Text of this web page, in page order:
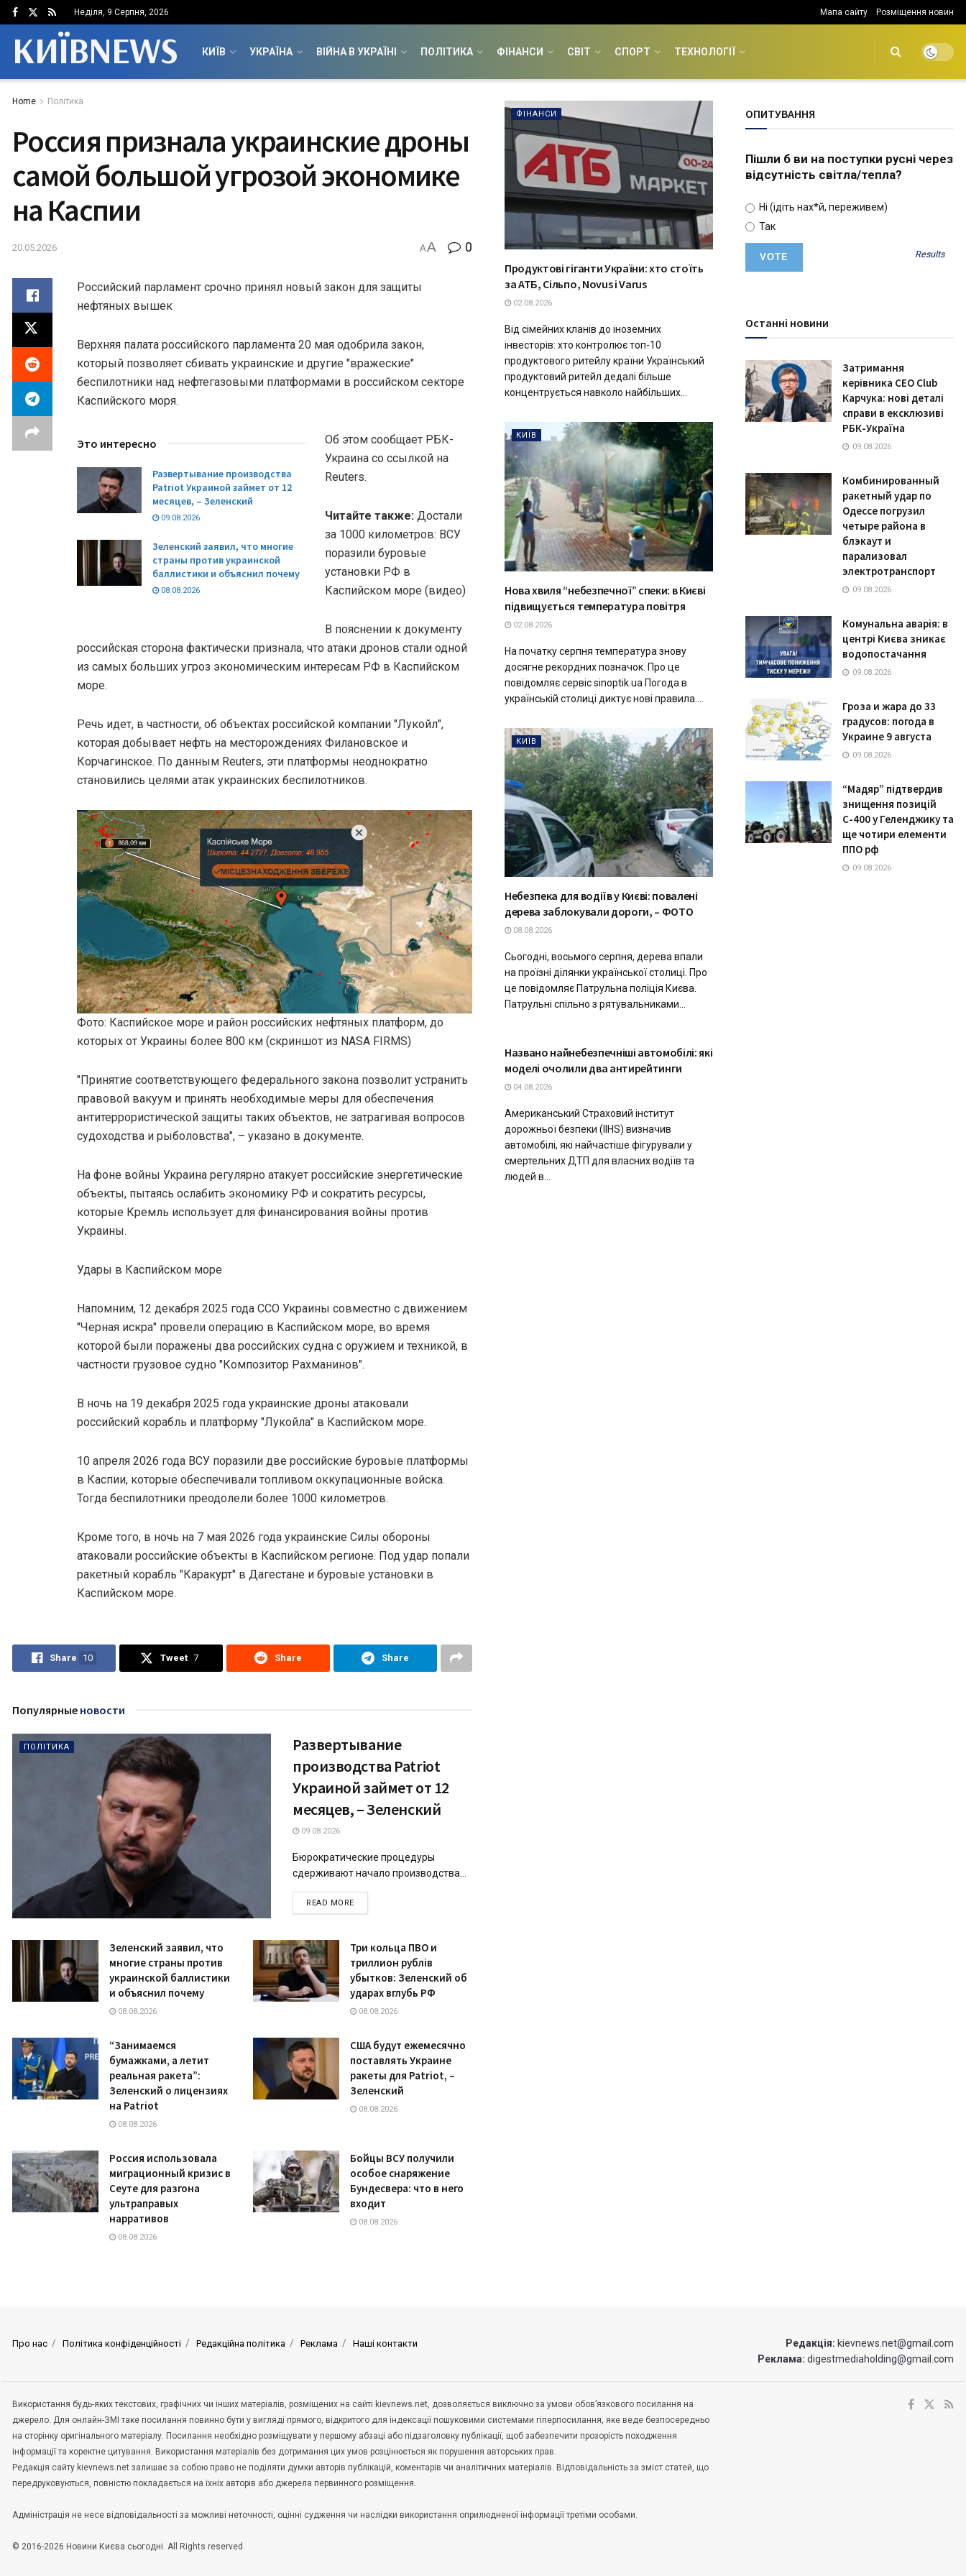
Неділя, 9 Серпня, 2026 Мапа сайту Розміщення новин
КИЇВNEWS КИЇВ УКРАЇНА ВІЙНА В УКРАЇНІ ПОЛІТИКА ФІНАНСИ СВІТ СПОРТ ТЕХНОЛОГІЇ
Home Політика
Россия признала украинские дроны
самой большой угрозой экономике
на Каспии
20.05.2026 AA 0
Российский парламент срочно принял новый закон для защиты
нефтяных вышек
Верхняя палата российского парламента 20 мая одобрила закон,
который позволяет сбивать украинские и другие "вражеские"
беспилотники над нефтегазовыми платформами в российском секторе
Каспийского моря.
Это интересно
Развертывание производства
Patriot Украиной займет от 12
месяцев, – Зеленский
09.08.2026
Зеленский заявил, что многие
страны против украинской
баллистики и объяснил почему
08.08.2026
Об этом сообщает РБК-
Украина со ссылкой на
Reuters.
Читайте также: Достали
за 1000 километров: ВСУ
поразили буровые
установки РФ в
Каспийском море (видео)
В пояснении к документу
российская сторона фактически признала, что атаки дронов стали одной
из самых больших угроз экономическим интересам РФ в Каспийском
море.
Речь идет, в частности, об объектах российской компании "Лукойл",
которая добывает нефть на месторождениях Филановское и
Корчагинское. По данным Reuters, эти платформы неоднократно
становились целями атак украинских беспилотников.
Фото: Каспийское море и район российских нефтяных платформ, до
которых от Украины более 800 км (скриншот из NASA FIRMS)
"Принятие соответствующего федерального закона позволит устранить
правовой вакуум и принять необходимые меры для обеспечения
антитеррористической защиты таких объектов, не затрагивая вопросов
судоходства и рыболовства", – указано в документе.
На фоне войны Украина регулярно атакует российские энергетические
объекты, пытаясь ослабить экономику РФ и сократить ресурсы,
которые Кремль использует для финансирования войны против
Украины.
Удары в Каспийском море
Напомним, 12 декабря 2025 года ССО Украины совместно с движением
"Черная искра" провели операцию в Каспийском море, во время
которой были поражены два российских судна с оружием и техникой, в
частности грузовое судно "Композитор Рахманинов".
В ночь на 19 декабря 2025 года украинские дроны атаковали
российский корабль и платформу "Лукойла" в Каспийском море.
10 апреля 2026 года ВСУ поразили две российские буровые платформы
в Каспии, которые обеспечивали топливом оккупационные войска.
Тогда беспилотники преодолели более 1000 километров.
Кроме того, в ночь на 7 мая 2026 года украинские Силы обороны
атаковали российские объекты в Каспийском регионе. Под удар попали
ракетный корабль "Каракурт" в Дагестане и буровые установки в
Каспийском море.
Share 10 Tweet 7 Share Share
Популярные новости
ПОЛІТИКА
Развертывание
производства Patriot
Украиной займет от 12
месяцев, – Зеленский
09.08.2026
Бюрократические процедуры
сдерживают начало производства...
READ MOREDETAILS
Зеленский заявил, что
многие страны против
украинской баллистики
и объяснил почему
08.08.2026
Три кольца ПВО и
триллион рублів
убытков: Зеленский об
ударах вглубь РФ
08.08.2026
“Занимаемся
бумажками, а летит
реальная ракета”:
Зеленский о лицензиях
на Patriot
08.08.2026
США будут ежемесячно
поставлять Украине
ракеты для Patriot, –
Зеленский
08.08.2026
Россия использовала
миграционный кризис в
Сеуте для разгона
ультраправых
нарративов
08.08.2026
Бойцы ВСУ получили
особое снаряжение
Бундесвера: что в него
входит
08.08.2026
ФІНАНСИ
Продуктові гіганти України: хто стоїть
за АТБ, Сільпо, Novus і Varus
02.08.2026
Від сімейних кланів до іноземних
інвесторів: хто контролює топ-10
продуктового ритейлу країни Український
продуктовий ритейл дедалі більше
концентрується навколо найбільших...
КИЇВ
Нова хвиля “небезпечної” спеки: в Києві
підвищується температура повітря
02.08.2026
На початку серпня температура знову
досягне рекордних позначок. Про це
повідомляє сервіс sinoptik.uа Погода в
українській столиці диктує нові правила....
КИЇВ
Небезпека для водіїв у Києві: повалені
дерева заблокували дороги, – ФОТО
08.08.2026
Сьогодні, восьмого серпня, дерева впали
на проїзні ділянки української столиці. Про
це повідомляє Патрульна поліція Києва.
Патрульні спільно з рятувальниками...
ТЕХНОЛОГІЇ
Названо найнебезпечніші автомобілі: які
моделі очолили два антирейтинги
04.08.2026
Американський Страховий інститут
дорожньої безпеки (IIHS) визначив
автомобілі, які найчастіше фігурували у
смертельних ДТП для власних водіїв та
людей в...
ОПИТУВАННЯ
Пішли б ви на поступки русні через
відсутність світла/тепла?
Ні (ідіть нах*й, переживем)
Так
Results
Останні новини
Затримання
керівника CEO Club
Карчука: нові деталі
справи в ексклюзиві
РБК-Україна
09.08.2026
Комбинированный
ракетный удар по
Одессе погрузил
четыре района в
блэкаут и
парализовал
электротранспорт
09.08.2026
Комунальна аварія: в
центрі Києва зникає
водопостачання
09.08.2026
Гроза и жара до 33
градусов: погода в
Украине 9 августа
09.08.2026
“Мадяр” підтвердив
знищення позицій
С-400 у Геленджику та
ще чотири елементи
ППО рф
09.08.2026
Про нас Політика конфіденційності Редакційна політика Реклама Наші контакти Редакція: kievnews.net@gmail.com
Реклама: digestmediaholding@gmail.com
Використання будь-яких текстових, графічних чи інших матеріалів, розміщених на сайті kievnews.net, дозволяється виключно за умови обов’язкового посилання на
джерело. Для онлайн-ЗМІ таке посилання повинно бути у вигляді прямого, відкритого для індексації пошуковими системами гіперпосилання, яке веде безпосередньо
на сторінку оригінального матеріалу. Посилання необхідно розміщувати у першому абзаці або підзаголовку публікації, щоб забезпечити прозорість походження
інформації та коректне цитування. Використання матеріалів без дотримання цих умов розцінюється як порушення авторських прав.
Редакція сайту kievnews.net залишає за собою право не поділяти думки авторів публікацій, коментарів чи аналітичних матеріалів. Відповідальність за зміст статей, що
передруковуються, повністю покладається на їхніх авторів або джерела первинного розміщення.
Адміністрація не несе відповідальності за можливі неточності, оцінні судження чи наслідки використання оприлюдненої інформації третіми особами.
© 2016-2026 Новини Києва сьогодні. All Rights reserved.